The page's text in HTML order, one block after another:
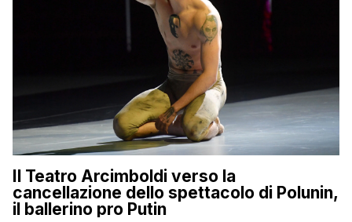
Il Teatro Arcimboldi verso la
cancellazione dello spettacolo di Polunin,
il ballerino pro Putin